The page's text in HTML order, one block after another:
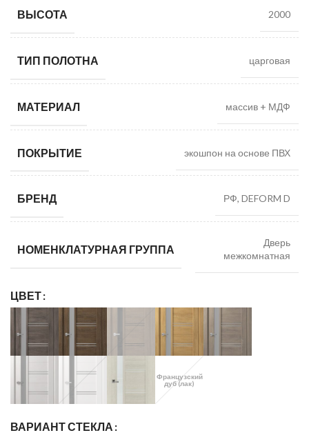
ВЫСОТА 2000
ТИП ПОЛОТНА царговая
МАТЕРИАЛ массив + МДФ
ПОКРЫТИЕ экошпон на основе ПВХ
БРЕНД РФ, DEFORM D
НОМЕНКЛАТУРНАЯ ГРУППА
Дверь
межкомнатная
ЦВЕТ
Французский
дуб (лак)
ВАРИАНТ СТЕКЛА